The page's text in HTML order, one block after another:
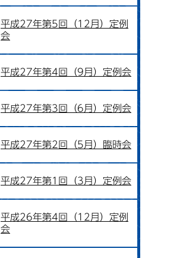
平成27年第5回（12月）定例
会
平成27年第4回（9月）定例会
平成27年第3回（6月）定例会
平成27年第2回（5月）臨時会
平成27年第1回（3月）定例会
平成26年第4回（12月）定例
会